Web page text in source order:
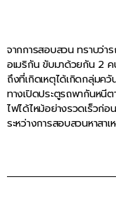
จากการสอบสวน ทราบว่า
อเมริกัน ขับมาด้วยกัน 2 ค
ถึงที่เกิดเหตุได้เกิดกลุ่มค
ทางเปิดประตูรถพากันหนี
ไฟได้ไหม้อย่างรวดเร็วก่
ระหว่างการสอบสวนหาสาเ